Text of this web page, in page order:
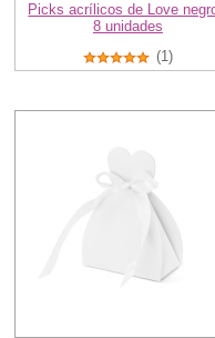
Picks acrílicos de Love
8 unidades
(1)